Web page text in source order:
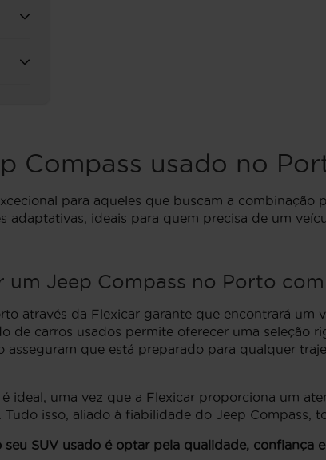
Compass usado no
para aqueles que buscam a
adaptativas, ideais para quem precisa de um
um Jeep Compass no Porto
através da Flexicar garante que encontrará
de carros usados permite oferecer uma seleção
asseguram que está preparado para qualquer
ideal, uma vez que a Flexicar proporciona um
isso, aliado à fiabilidade do Jeep Compass,
SUV usado é optar pela qualidade, confiança